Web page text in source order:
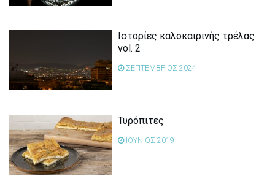
Ιστορίες καλοκαιρινής τρέλας
vol. 2
ΣΕΠΤΕΜΒΡΙΟΣ 2024
Τυρόπιτες
ΙΟΥΝΙΟΣ 2019